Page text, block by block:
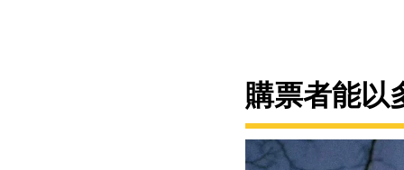
購票者能以